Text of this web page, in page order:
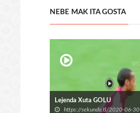
NEBE MAK ITA GOSTA
Lejenda Xuta GOLU
https://sekundo.tl/2020-06-30